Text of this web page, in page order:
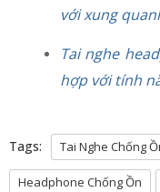
với xung
Tai nghe
hợp với tính
Tags: Tai Nghe Chống
Headphone Chống Ồn